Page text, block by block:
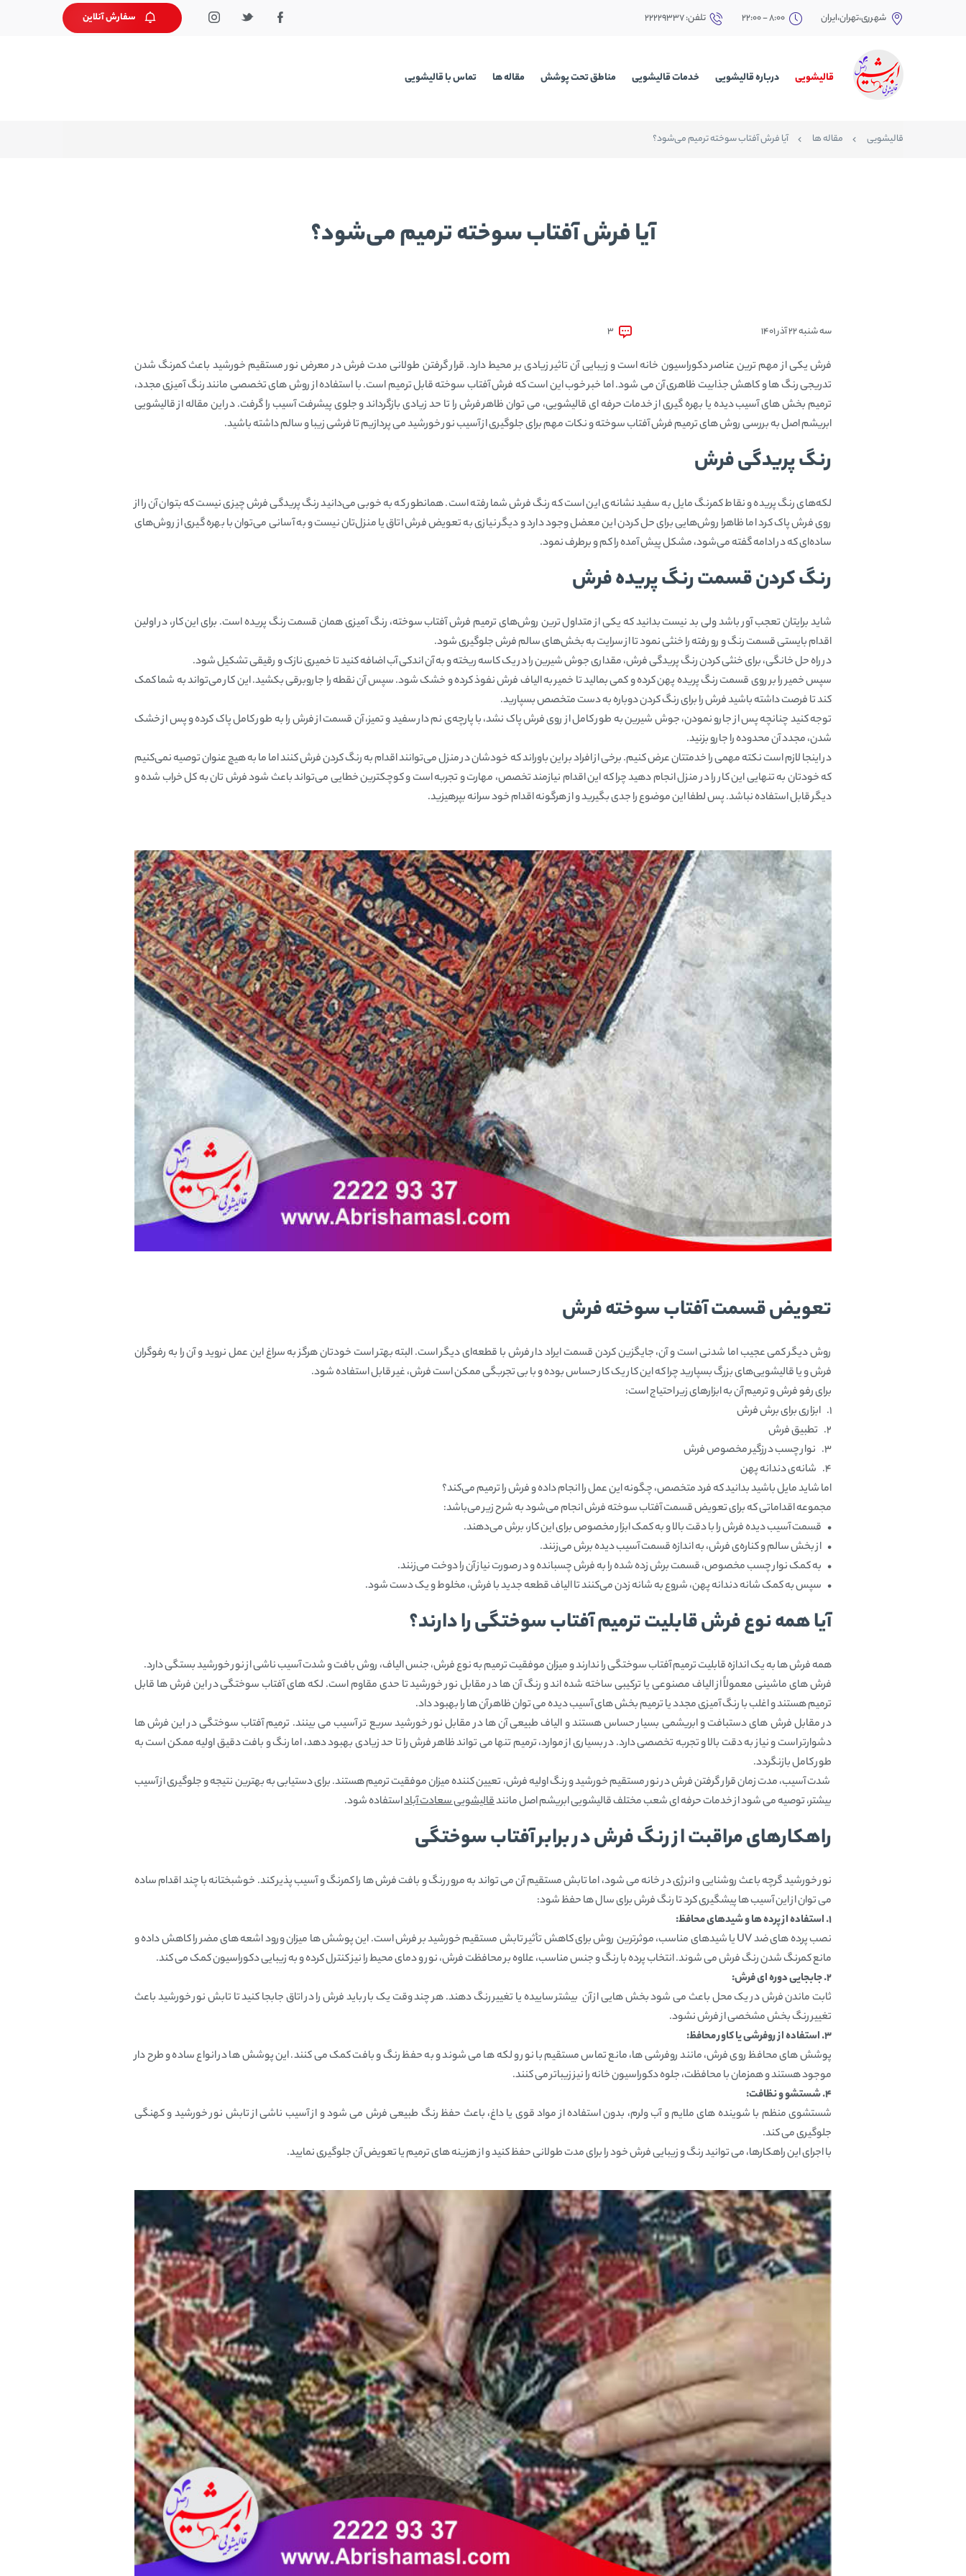
شهرری،تهران،ایران 8:00 - 22:00 تلفن: ۲۲۲۲۹۳۳۷ سفارش آنلاین
قالیشویی درباره قالیشویی خدمات قالیشویی مناطق تحت پوشش مقاله ها تماس با قالیشویی
قالیشویی مقاله ها آیا فرش آفتاب سوخته ترمیم ‌می‌شود؟
آیا فرش آفتاب سوخته ترمیم ‌می‌شود؟
سه شنبه 22 آذر 1401 3
فرش یکی از مهم‌ ترین عناصر دکوراسیون خانه است و زیبایی آن تاثیر زیادی بر محیط دارد. قرار گرفتن طولانی‌ مدت فرش در معرض نور مستقیم خورشید باعث کمرنگ شدن
تدریجی رنگ‌ ها و کاهش جذابیت ظاهری آن می‌ شود. اما خبر خوب این است که فرش آفتاب سوخته قابل ترمیم است. با استفاده از روش‌ های تخصصی مانند رنگ‌ آمیزی مجدد،
ترمیم بخش‌ های آسیب‌ دیده یا بهره‌ گیری از خدمات حرفه‌ ای قالیشویی، می‌ توان ظاهر فرش را تا حد زیادی بازگرداند و جلوی پیشرفت آسیب را گرفت. در این مقاله از قالیشویی
ابریشم اصل به بررسی روش‌ های ترمیم فرش آفتاب سوخته و نکات مهم برای جلوگیری از آسیب نور خورشید می‌ پردازیم تا فرشی زیبا و سالم داشته باشید.
رنگ پریدگی فرش
لکه‌های رنگ پریده و نقاط کمرنگ مایل به سفید نشانه‌ی این است که رنگ فرش شما رفته است. همانطور که به خوبی می‌دانید رنگ پریدگی فرش چیزی نیست که بتوان آن را از
روی فرش پاک کرد اما ظاهرا روش‌هایی برای حل کردن این معضل وجود دارد و دیگر نیازی به تعویض فرش اتاق یا منزل‌تان نیست و به آسانی ‌می‌توان با بهره گیری از روش‌های
ساده‌ای که در ادامه گفته ‌می‌شود، مشکل پیش آمده را کم و برطرف نمود.
رنگ کردن قسمت رنگ پریده فرش
شاید برایتان تعجب آور باشد ولی بد نیست بدانید که یکی از متداول ترین روش‌های ترمیم فرش آفتاب سوخته، رنگ آمیزی همان قسمت رنگ پریده است. برای این کار، در اولین
اقدام بایستی قسمت رنگ و رو رفته را خنثی نمود تا از سرایت به بخش‌های سالم فرش جلوگیری شود.
در راه حل خانگی، برای خنثی کردن رنگ پریدگی فرش، مقداری جوش شیرین را در یک کاسه ریخته و به آن اندکی آب اضافه کنید تا خمیری نازک و رقیقی تشکیل شود.
سپس خمیر را بر روی قسمت رنگ پریده پهن کرده و کمی بمالید تا خمیر به الیاف فرش نفوذ کرده و خشک شود. سپس آن نقطه را جاروبرقی بکشید. این کار ‌می‌تواند به شما کمک
کند تا فرصت داشته باشید فرش را برای رنگ کردن دوباره به دست متخصص بسپارید.
توجه کنید چنانچه پس از جارو نمودن، جوش شیرین به طور کامل از روی فرش پاک نشد، با پارچه‌ی نم دار سفید و تمیز، آن قسمت از فرش را به طور کامل پاک کرده و پس از خشک
شدن، مجدد آن محدوده را جارو بزنید.
در اینجا لازم است نکته مهمی را خدمتتان عرض کنیم. برخی از افراد بر این باوراند که خودشان در منزل ‌می‌توانند اقدام به رنگ کردن فرش کنند اما ما به هیچ عنوان توصیه نمی‌کنیم
که خودتان به تنهایی این کار را در منزل انجام دهید چرا که این اقدام نیازمند تخصص، مهارت و تجربه است و کوچکترین خطایی ‌می‌تواند باعث شود فرش تان به کل خراب شده و
دیگر قابل استفاده نباشد. پس لطفا این موضوع را جدی بگیرید و از هرگونه اقدام خود سرانه بپرهیزید.
تعویض قسمت آفتاب سوخته فرش
روش دیگر کمی عجیب اما شدنی است و آن، جایگزین کردن قسمت ایراد دار فرش با قطعه‌ای دیگر است. البته بهتر است خودتان هرگز به سراغ این عمل نروید و آن را به رفوگران
فرش و یا قالیشویی‌های بزرگ بسپارید چرا که این کار یک کار حساس بوده و با بی تجربگی ممکن است فرش، غیر قابل استفاده شود.
برای رفو فرش و ترمیم آن به ابزارهای زیر احتیاج است:
1. ابزاری برای برش فرش
2. تطبیق فرش
3. نوار چسب درزگیر مخصوص فرش
4. شانه‌ی دندانه پهن
اما شاید مایل باشید بدانید که فرد متخصص، چگونه این عمل را انجام داده و فرش را ترمیم می‌کند؟
مجموعه اقداماتی که برای تعویض قسمت آفتاب سوخته فرش انجام ‌می‌شود به شرح زیر ‌می‌باشد:
• قسمت آسیب دیده فرش را با دقت بالا و به کمک ابزار مخصوص برای این کار، برش می‌دهند.
• از بخش سالم و کناره‌ی فرش، به اندازه قسمت آسیب دیده برش می‌زنند.
• به کمک نوار چسب مخصوص، قسمت برش زده شده را به فرش چسبانده و در صورت نیاز آن را دوخت می‌زنند.
• سپس به کمک شانه دندانه پهن، شروع به شانه زدن می‌کنند تا الیاف قطعه جدید با فرش، مخلوط و یک دست شود.
آیا همه نوع فرش قابلیت ترمیم آفتاب سوختگی را دارند؟
همه فرش‌ ها به یک اندازه قابلیت ترمیم آفتاب سوختگی را ندارند و میزان موفقیت ترمیم به نوع فرش، جنس الیاف، روش بافت و شدت آسیب ناشی از نور خورشید بستگی دارد.
فرش‌ های ماشینی معمولاً از الیاف مصنوعی یا ترکیبی ساخته شده‌ اند و رنگ آن‌ ها در مقابل نور خورشید تا حدی مقاوم است. لکه‌ های آفتاب سوختگی در این فرش‌ ها قابل
ترمیم هستند و اغلب با رنگ‌ آمیزی مجدد یا ترمیم بخش‌ های آسیب‌ دیده می‌ توان ظاهر آن‌ ها را بهبود داد.
در مقابل فرش‌ های دستبافت و ابریشمی بسیار حساس هستند و الیاف طبیعی آن‌ ها در مقابل نور خورشید سریع‌ تر آسیب می‌ بینند. ترمیم آفتاب سوختگی در این فرش‌ ها
دشوارتر است و نیاز به دقت بالا و تجربه تخصصی دارد. در بسیاری از موارد، ترمیم تنها می‌ تواند ظاهر فرش را تا حد زیادی بهبود دهد، اما رنگ و بافت دقیق اولیه ممکن است به‌
طور کامل بازنگردد.
شدت آسیب، مدت زمان قرار گرفتن فرش در نور مستقیم خورشید و رنگ اولیه فرش، تعیین‌ کننده میزان موفقیت ترمیم هستند. برای دستیابی به بهترین نتیجه و جلوگیری از آسیب
بیشتر، توصیه می‌ شود از خدمات حرفه‌ ای شعب مختلف قالیشویی ابریشم اصل مانندقالیشویی سعادت آباداستفاده شود.
راهکارهای مراقبت از رنگ فرش در برابر آفتاب سوختگی
نور خورشید گرچه باعث روشنایی و انرژی در خانه می‌ شود، اما تابش مستقیم آن می‌ تواند به مرور رنگ و بافت فرش‌ ها را کمرنگ و آسیب‌ پذیر کند. خوشبختانه با چند اقدام ساده
می‌ توان از این آسیب‌ ها پیشگیری کرد تا رنگ فرش برای سال‌ ها حفظ شود:
۱. استفاده از پرده‌ ها و شیدهای محافظ:
نصب پرده‌ های ضد UV یا شیدهای مناسب، موثرترین روش برای کاهش تأثیر تابش مستقیم خورشید بر فرش است. این پوشش‌ ها میزان ورود اشعه‌ های مضر را کاهش داده و
مانع کمرنگ شدن رنگ فرش می‌ شوند. انتخاب پرده با رنگ و جنس مناسب، علاوه بر محافظت فرش، نور و دمای محیط را نیز کنترل کرده و به زیبایی دکوراسیون کمک می‌ کند.
۲. جابجایی دوره‌ ای فرش:
ثابت ماندن فرش در یک محل باعث می‌ شود بخش‌ هایی از آن بیشتر ساییده یا تغییر رنگ دهند. هر چند وقت یک‌ بار باید فرش را در اتاق جابجا کنید تا تابش نور خورشید باعث
تغییر رنگ بخش مشخصی از فرش نشود.
۳. استفاده از روفرشی یا کاور محافظ:
پوشش‌ های محافظ روی فرش، مانند روفرشی‌ ها، مانع تماس مستقیم با نور و لکه‌ ها می‌ شوند و به حفظ رنگ و بافت کمک می‌ کنند. این پوشش‌ ها در انواع ساده و طرح‌ دار
موجود هستند و همزمان با محافظت، جلوه دکوراسیون خانه را نیز زیباتر می‌ کنند.
۴. شستشو و نظافت:
شستشوی منظم با شوینده‌ های ملایم و آب ولرم، بدون استفاده از مواد قوی یا داغ، باعث حفظ رنگ طبیعی فرش می‌ شود و از آسیب ناشی از تابش نور خورشید و کهنگی
جلوگیری می‌ کند.
با اجرای این راهکارها، می‌ توانید رنگ و زیبایی فرش خود را برای مدت طولانی حفظ کنید و از هزینه‌ های ترمیم یا تعویض آن جلوگیری نمایید.